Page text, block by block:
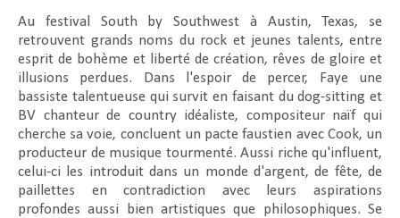
Au festival South by Southwest à Austin, Texas, se
retrouvent grands noms du rock et jeunes talents, entre
esprit de bohème et liberté de création, rêves de gloire et
illusions perdues. Dans l'espoir de percer, Faye une
bassiste talentueuse qui survit en faisant du dog-sitting et
BV chanteur de country idéaliste, compositeur naïf qui
cherche sa voie, concluent un pacte faustien avec Cook, un
producteur de musique tourmenté. Aussi riche qu'influent,
celui-ci les introduit dans un monde d'argent, de fête, de
paillettes en contradiction avec leurs aspirations
profondes aussi bien artistiques que philosophiques. Se